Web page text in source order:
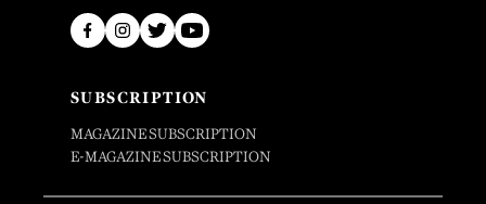
SUBSCRIPTION
MAGAZINE SUBSCRIPTION
E-MAGAZINE SUBSCRIPTION